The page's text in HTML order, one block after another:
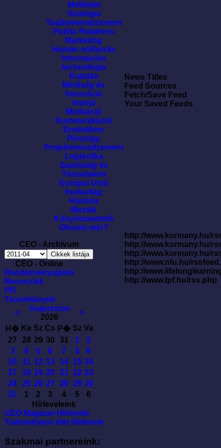
Melléklet
Stratégia
Tudásmenedzsment
Public Relations
Marketing
Humán erõforrás
Információs
technológia
Kutatás
Minõség és
Innováció
Interjú
Motíváció
Kommunikáció
Eredetiben
Pénzügy
Projektmenedzsment
Logisztika
Gazdaság és
Társadalom
Európai Unió
Irodavilág
História
Mozaik
Könyvismertetõ
Olvasta már?
CEO - Archivum
CEO - Online
Rendezvényajánló
Recenziók
PR
Tanulmányok
<
Augusztus
2026
>
H� Ke Sz Cs P� Sz Va
27
28 29 30 31 1
2
3
4 5 6 7 8
9
10
11 12 13 14 15 16
17
18 19 20 21 22 23
24
25 26 27 28 29 30
31
1 2 3 4 5
6
Hírleveleink
CEO Magazin Hírlevele
Tudományos élet Hírlevele
Szakmai partnereink:
News Titles
Feed Sources
Fetch/Save Feed
Your Saved Feeds
http://www.kormany.hu/
http://www.kormany.hu/
http://www.kormany.hu/
http://www.nfu.hu/
http://
http://www.tpf.hu/rss.php